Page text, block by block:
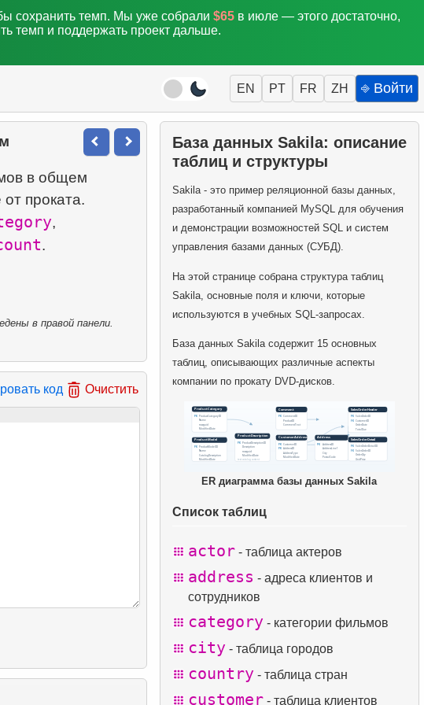
сохранить темп. Мы уже собрали $65 в июле — этого достаточно,
темп и поддержать проект дальше.
EN PT FR ZH ⎆ Войти
в общем
проката.
,
.
в правой панели.
код Очистить
База данных Sakila: описание
таблиц и структуры
Sakila - это пример реляционной базы данных,
разработанный компанией MySQL для обучения
и демонстрации возможностей SQL и систем
управления базами данных (СУБД).
На этой странице собрана структура таблиц
Sakila, основные поля и ключи, которые
используются в учебных SQL-запросах.
База данных Sakila содержит 15 основных
таблиц, описывающих различные аспекты
компании по прокату DVD-дисков.
ER диаграмма базы данных Sakila
Список таблиц
actor - таблица актеров
address - адреса клиентов и
сотрудников
category - категории фильмов
city - таблица городов
country - таблица стран
customer - таблица клиентов